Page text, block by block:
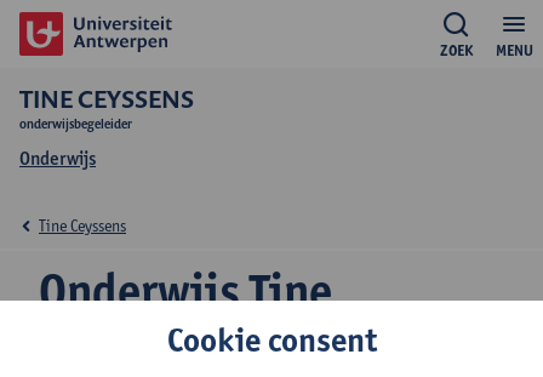
MENU
ZOEK
TINE CEYSSENS
onderwijsbegeleider
Onderwijs
Onderwijs Tine
Ceyssens
Tine Ceyssens
Cookie consent